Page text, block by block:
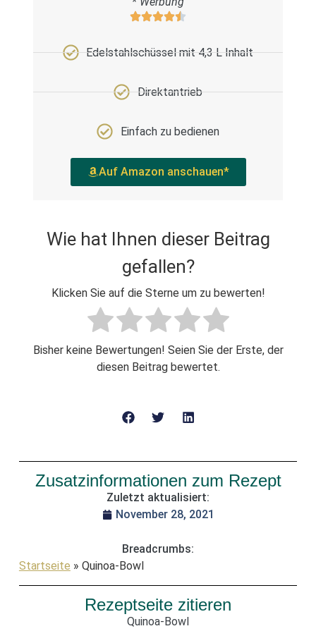
Edelstahlschüssel mit 4,3 L Inhalt
Direktantrieb
Einfach zu bedienen
Auf Amazon anschauen*
Wie hat Ihnen dieser Beitrag
gefallen?
Klicken Sie auf die Sterne um zu bewerten!
Bisher keine Bewertungen! Seien Sie der Erste, der
diesen Beitrag bewertet.
Zusatzinformationen zum Rezept
Zuletzt aktualisiert:
November 28, 2021
Breadcrumbs:
Startseite » Quinoa-Bowl
Rezeptseite zitieren
Quinoa-Bowl